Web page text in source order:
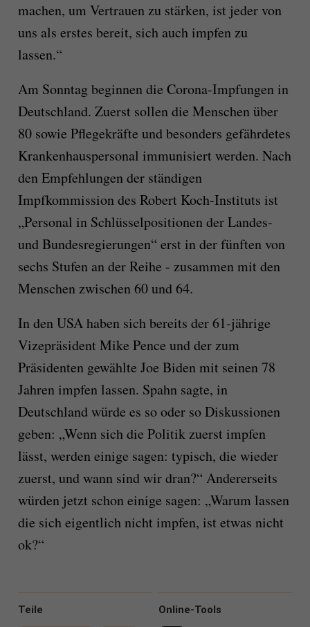
machen, um Vertrauen zu stärken, ist jeder von
uns als erstes bereit, sich auch impfen zu
lassen.“
Am Sonntag beginnen die Corona-Impfungen in
Deutschland. Zuerst sollen die Menschen über
80 sowie Pflegekräfte und besonders gefährdetes
Krankenhauspersonal immunisiert werden. Nach
den Empfehlungen der ständigen
Impfkommission des Robert Koch-Instituts ist
„Personal in Schlüsselpositionen der Landes-
und Bundesregierungen“ erst in der fünften von
sechs Stufen an der Reihe - zusammen mit den
Menschen zwischen 60 und 64.
In den USA haben sich bereits der 61-jährige
Vizepräsident Mike Pence und der zum
Präsidenten gewählte Joe Biden mit seinen 78
Jahren impfen lassen. Spahn sagte, in
Deutschland würde es so oder so Diskussionen
geben: „Wenn sich die Politik zuerst impfen
lässt, werden einige sagen: typisch, die wieder
zuerst, und wann sind wir dran?“ Andererseits
würden jetzt schon einige sagen: „Warum lassen
die sich eigentlich nicht impfen, ist etwas nicht
ok?“
Online-Tools
Teile